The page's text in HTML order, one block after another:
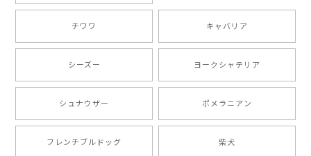
【 自然に囲まれた ダックスフンド 】 キャニスター 保存容器 お家用 プレゼント 犬 ペット うちの子 犬グッズ
【 ボーダーコリー 水彩画風 毛色4色 】 手帳 スマホケース 犬 うちの子 iPhone & Android
チワワ キャバリア
シーズー ヨークシャテリア
シュナウザー ポメラニアン
フレンチブルドッグ 柴犬